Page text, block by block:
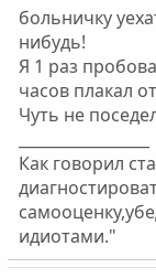
больничку
нибудь!
Я 1 раз
часов плакал
Чуть не
Как говорил
идиотами."